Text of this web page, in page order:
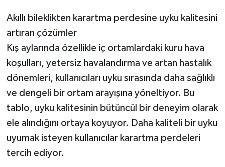
Akıllı bileklikten karartma perdesine uyku kalitesini
artıran çözümler
Kış aylarında özellikle iç ortamlardaki kuru hava
koşulları, yetersiz havalandırma ve artan hastalık
dönemleri, kullanıcıları uyku sırasında daha sağlıklı
ve dengeli bir ortam arayışına yöneltiyor. Bu
tablo, uyku kalitesinin bütüncül bir deneyim olarak
ele alındığını ortaya koyuyor. Daha kaliteli bir uyku
uyumak isteyen kullanıcılar karartma perdeleri
tercih ediyor.